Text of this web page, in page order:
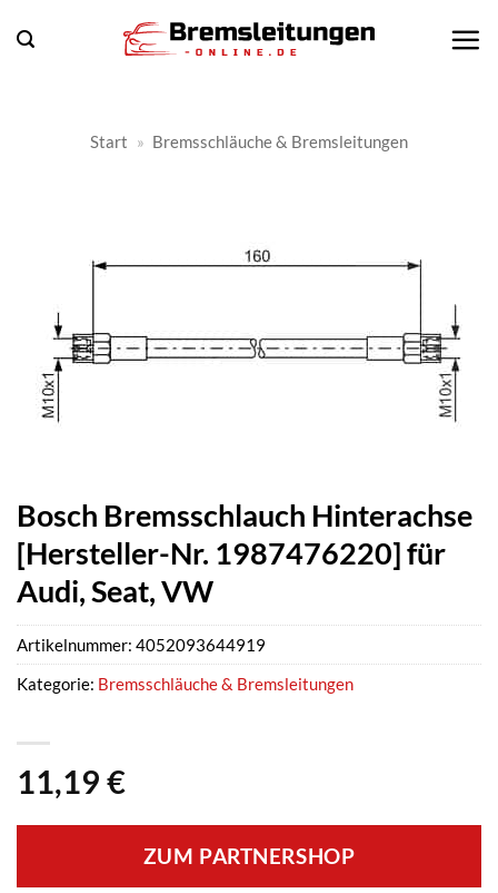
Inhalt
Start » Bremsschläuche & Bremsleitungen
Bosch Bremsschlauch Hinterachse
[Hersteller-Nr. 1987476220] für
Audi, Seat, VW
11,19 €
ZUM PARTNERSHOP
Artikelnummer: 4052093644919
Kategorie: Bremsschläuche & Bremsleitungen